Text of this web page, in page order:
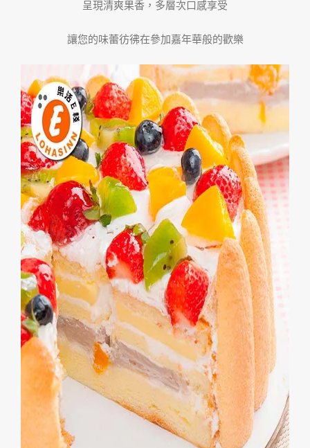
呈現清爽果香，多層次口感享受
讓您的味蕾彷彿在參加嘉年華般的歡樂